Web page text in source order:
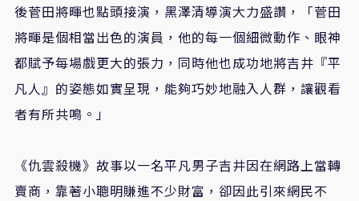
後菅田將暉也點頭接演，黑澤清導演大力盛讚，「菅田
將暉是個相當出色的演員，他的每一個細微動作、眼神
都賦予每場戲更大的張力，同時他也成功地將吉井『平
凡人』的姿態如實呈現，能夠巧妙地融入人群，讓觀看
者有所共鳴。」
《仇雲殺機》故事以一名平凡男子吉井因在網路上當轉
賣商，靠著小聰明賺進不少財富，卻因此引來網民不